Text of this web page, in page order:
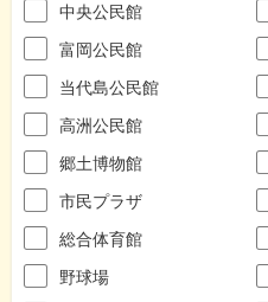
中央公民館
富岡公民館
当代島公民館
高洲公民館
郷土博物館
市民プラザ
総合体育館
野球場